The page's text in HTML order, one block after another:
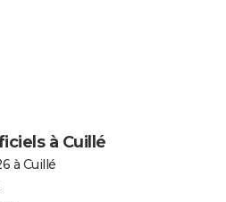
à Cuillé
à Cuillé